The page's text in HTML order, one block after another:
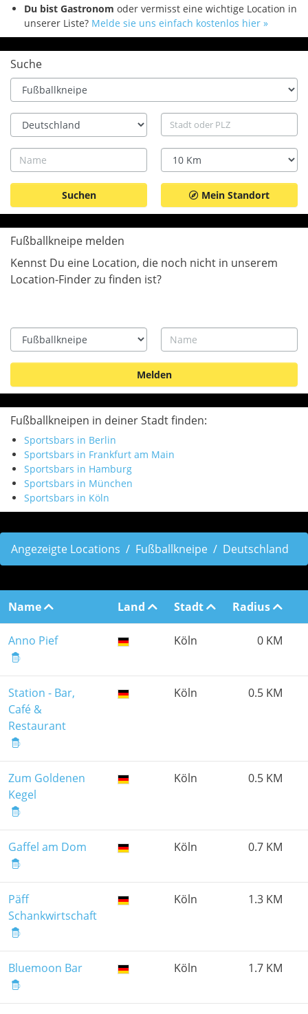
Du bist Gastronom oder vermisst eine wichtige Location in
unserer Liste? Melde sie uns einfach kostenlos hier »
Suche
Type
Land Stadt
Name Radius
Mein Standort
Fußballkneipe melden
Kennst Du eine Location, die noch nicht in unserem
Location-Finder zu finden ist?
Type Name
Fußballkneipen in deiner Stadt finden:
Sportsbars in Berlin
Sportsbars in Frankfurt am Main
Sportsbars in Hamburg
Sportsbars in München
Sportsbars in Köln
Angezeigte Locations Fußballkneipe Deutschland
Name Land Stadt Radius
Anno Pief Köln 0 KM
Station - Bar,
Café &
Restaurant
Köln 0.5 KM
Zum Goldenen
Kegel
Köln 0.5 KM
Gaffel am Dom Köln 0.7 KM
Päff
Schankwirtschaft
Köln 1.3 KM
Bluemoon Bar Köln 1.7 KM